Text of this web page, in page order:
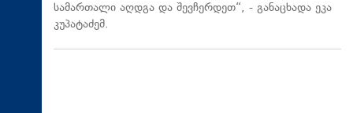
სამართალი აღდგა და შევჩერდეთ“, - განაცხადა ეკა
კუპატაძემ.